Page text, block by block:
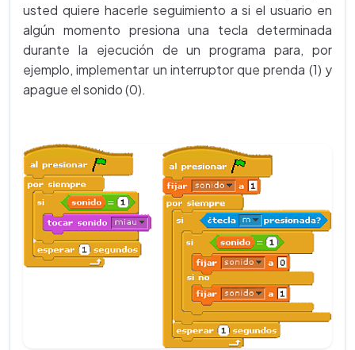
usted quiere hacerle seguimiento a si el usuario en
algún momento presiona una tecla determinada
durante la ejecución de un programa para, por
ejemplo, implementar un interruptor que prenda (1) y
apague el sonido (0).